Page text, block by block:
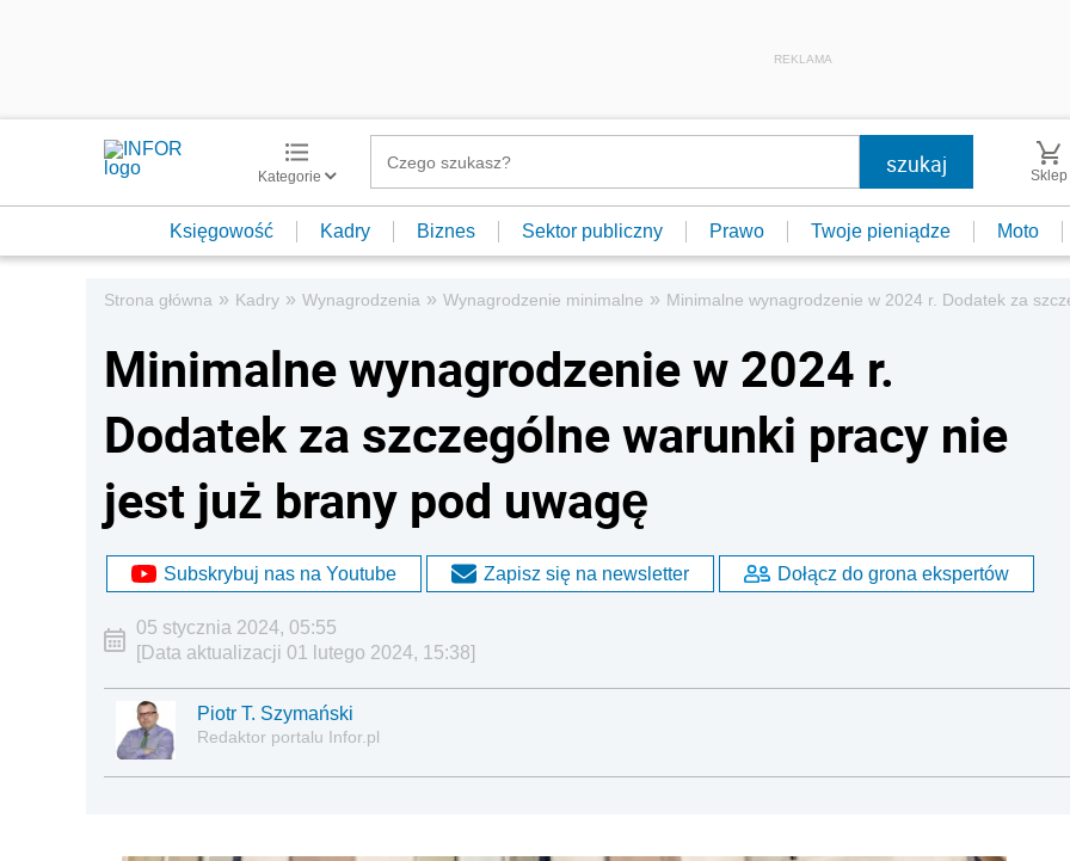
REKLAMA
Kategorie Sklep
Księgowość Kadry Biznes Sektor publiczny Prawo Twoje pieniądze Moto
Strona główna » Kadry » Wynagrodzenia » Wynagrodzenie minimalne » Minimalne wynagrodzenie w 2024 r. Dodatek za
Minimalne wynagrodzenie w 2024 r.
Dodatek za szczególne warunki pracy nie
jest już brany pod uwagę
Subskrybuj nas na Youtube Zapisz się na newsletter Dołącz do grona ekspertów
05 stycznia 2024, 05:55
[Data aktualizacji 01 lutego 2024, 15:38]
Piotr T. Szymański
Redaktor portalu Infor.pl